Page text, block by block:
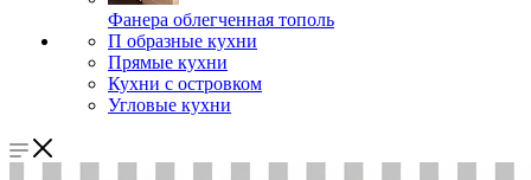
Фанера облегченная тополь
П образные кухни
Прямые кухни
Кухни с островком
Угловые кухни